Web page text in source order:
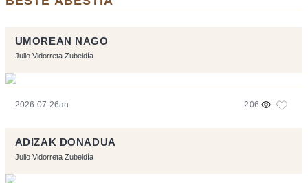
UMOREAN NAGO
Julio Vidorreta Zubeldía
2026-07-26an 206
ADIZAK DONADUA
Julio Vidorreta Zubeldía